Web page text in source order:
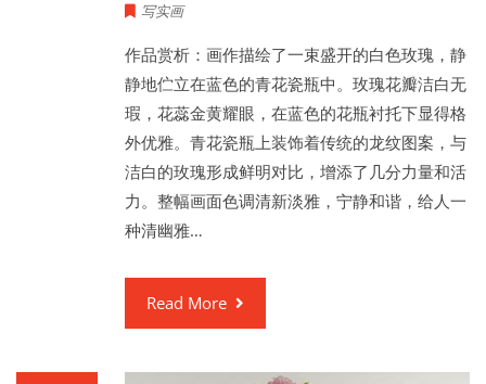
写实画
作品赏析：画作描绘了一束盛开的白色玫瑰，静
静地伫立在蓝色的青花瓷瓶中。玫瑰花瓣洁白无
瑕，花蕊金黄耀眼，在蓝色的花瓶衬托下显得格
外优雅。青花瓷瓶上装饰着传统的龙纹图案，与
洁白的玫瑰形成鲜明对比，增添了几分力量和活
力。整幅画面色调清新淡雅，宁静和谐，给人一
种清幽雅…
Read More